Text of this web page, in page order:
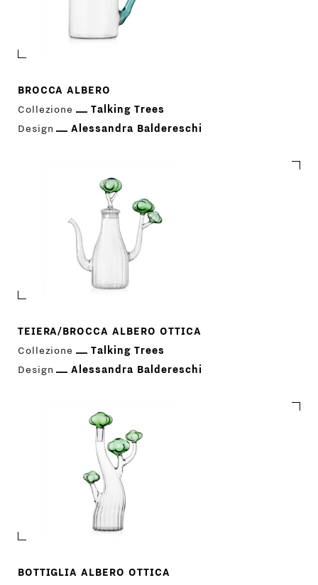
BROCCA ALBERO
Collezione
Talking Trees
Design
Alessandra Baldereschi
TEIERA/BROCCA ALBERO OTTICA
Collezione
Talking Trees
Design
Alessandra Baldereschi
BOTTIGLIA ALBERO OTTICA